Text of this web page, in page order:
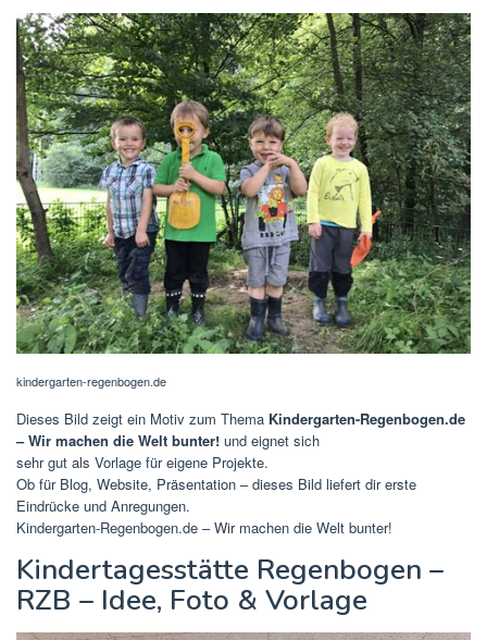
kindergarten-regenbogen.de
Dieses Bild zeigt ein Motiv zum Thema Kindergarten-Regenbogen.de
– Wir machen die Welt bunter! und eignet sich
sehr gut als Vorlage für eigene Projekte.
Ob für Blog, Website, Präsentation – dieses Bild liefert dir erste
Eindrücke und Anregungen.
Kindergarten-Regenbogen.de – Wir machen die Welt bunter!
Kindertagesstätte Regenbogen –
RZB – Idee, Foto & Vorlage